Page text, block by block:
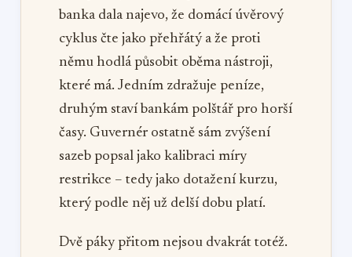
banka dala najevo, že domácí úvěrový
cyklus čte jako přehřátý a že proti
němu hodlá působit oběma nástroji,
které má. Jedním zdražuje peníze,
druhým staví bankám polštář pro horší
časy. Guvernér ostatně sám zvýšení
sazeb popsal jako kalibraci míry
restrikce – tedy jako dotažení kurzu,
který podle něj už delší dobu platí.
Dvě páky přitom nejsou dvakrát totéž.